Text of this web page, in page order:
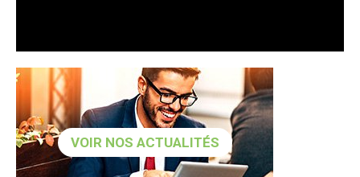
VOIR NOS ACTUALITÉS